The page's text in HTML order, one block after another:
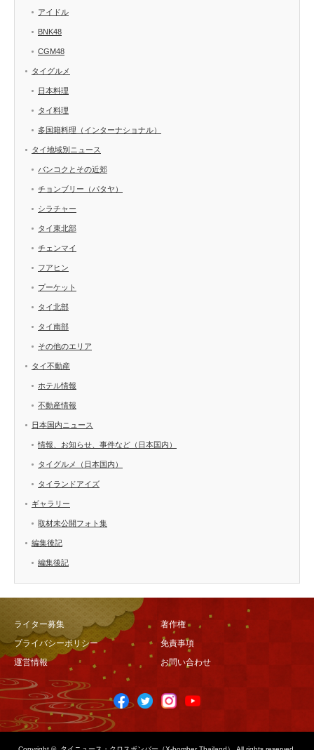
アイドル
BNK48
CGM48
タイグルメ
日本料理
タイ料理
多国籍料理（インターナショナル）
タイ地域別ニュース
バンコクとその近郊
チョンブリー（パタヤ）
シラチャー
タイ東北部
チェンマイ
フアヒン
プーケット
タイ北部
タイ南部
その他のエリア
タイ不動産
ホテル情報
不動産情報
日本国内ニュース
情報、お知らせ、事件など（日本国内）
タイグルメ（日本国内）
タイランドアイズ
ギャラリー
取材未公開フォト集
編集後記
編集後記
ライター募集
著作権
プライバシーポリシー
免責事項
運営情報
お問い合わせ